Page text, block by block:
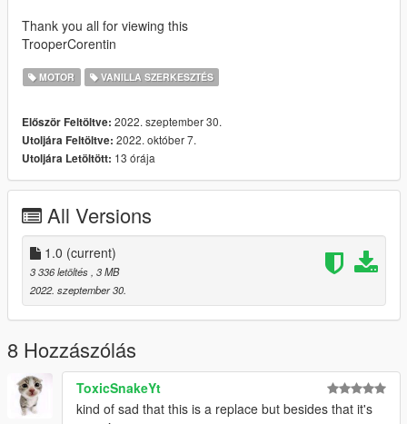
Thank you all for viewing this
TrooperCorentin
MOTOR VANILLA SZERKESZTÉS
Először Feltöltve: 2022. szeptember 30.
Utoljára Feltöltve: 2022. október 7.
Utoljára Letöltött: 13 órája
All Versions
1.0 (current)
3 336 letöltés, 3 MB
2022. szeptember 30.
8 Hozzászólás
ToxicSnakeYt
kind of sad that this is a replace but besides that it's